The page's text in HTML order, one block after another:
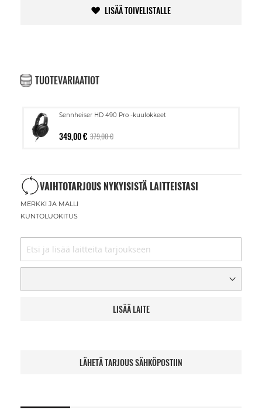
LISÄÄ TOIVELISTALLE
TUOTEVARIAATIOT
Sennheiser HD 490 Pro -kuulokkeet
349,00 € 379,00 €
VAIHTOTARJOUS NYKYISISTÄ LAITTEISTASI
MERKKI JA MALLI
KUNTOLUOKITUS
LISÄÄ LAITE
LÄHETÄ TARJOUS SÄHKÖPOSTIIN